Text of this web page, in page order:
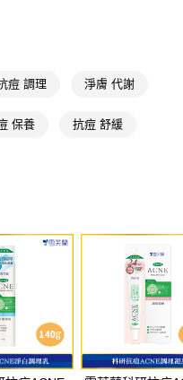
結帳。
將跳轉至「AFTEE先享後付」
可完成結帳。
。
訊中的連結，可透過四大超商／
視為交易完成。
，但若您需要取消訂單，請聯絡
仍視為有效，需透過AFTEE先享
結帳頁面顯示為準，若有關於
疑問，請聯繫「AFTEE先享後付
痘 調理 淨膚 代謝
保養 抗痘 舒緩